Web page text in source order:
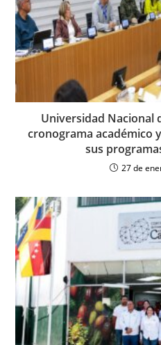
Universidad Nacional
cronograma académico
sus
27 de